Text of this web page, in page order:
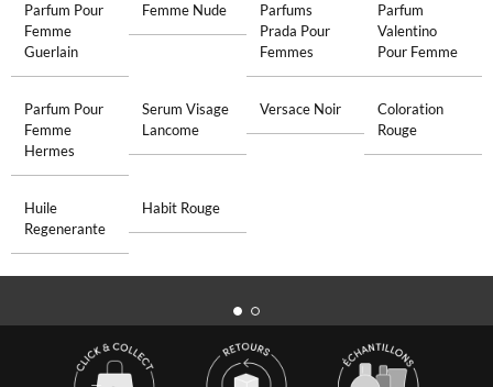
Parfum Pour
Femme
Guerlain
Femme Nude
Parfums
Prada Pour
Femmes
Parfum
Valentino
Pour Femme
Parfum Pour
Femme
Hermes
Serum Visage
Lancome
Versace Noir
Coloration
Rouge
Huile
Regenerante
Habit Rouge